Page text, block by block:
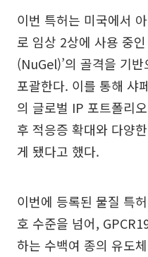
이번 특허는 미국에서
로 임상 2상에 사용 중
(NuGel)’의 골격을 기
포괄한다. 이를 통해 샤
의 글로벌 IP 포트폴리
후 적응증 확대와 다양
게 됐다고 했다.
이번에 등록된 물질 특
호 수준을 넘어,
하는 수백여 종의 유도